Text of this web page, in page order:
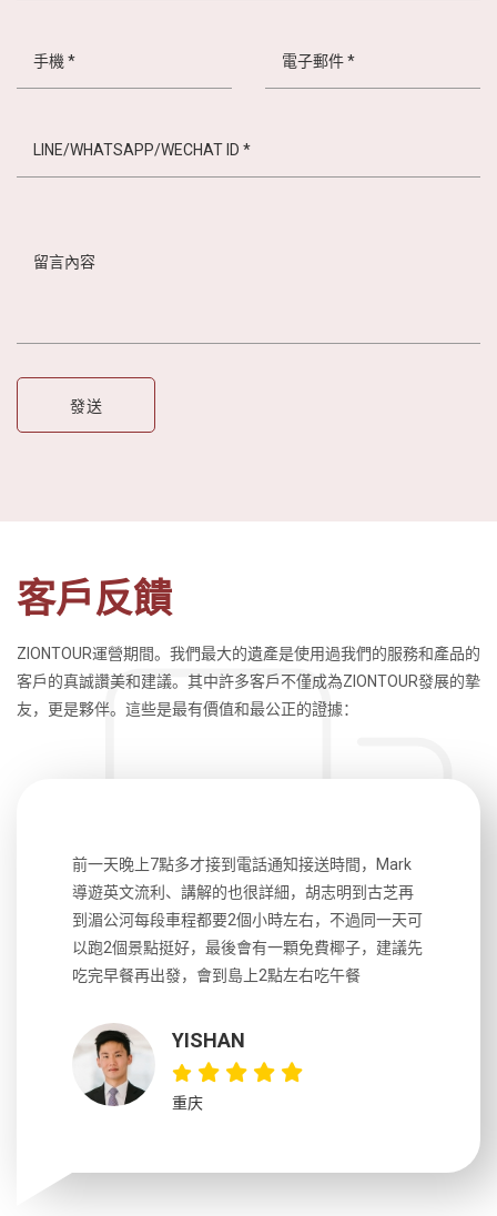
客戶反饋
ZIONTOUR運營期間。我們最大的遺產是使用過我們的服務和產品的
客戶的真誠讚美和建議。其中許多客戶不僅成為ZIONTOUR發展的摯
友，更是夥伴。這些是最有價值和最公正的證據：
前一天晚上7點多才接到電話通知接送時間，Mark
導遊英文流利、講解的也很詳細，胡志明到古芝再
到湄公河每段車程都要2個小時左右，不過同一天可
以跑2個景點挺好，最後會有一顆免費椰子，建議先
吃完早餐再出發，會到島上2點左右吃午餐
YISHAN
重庆